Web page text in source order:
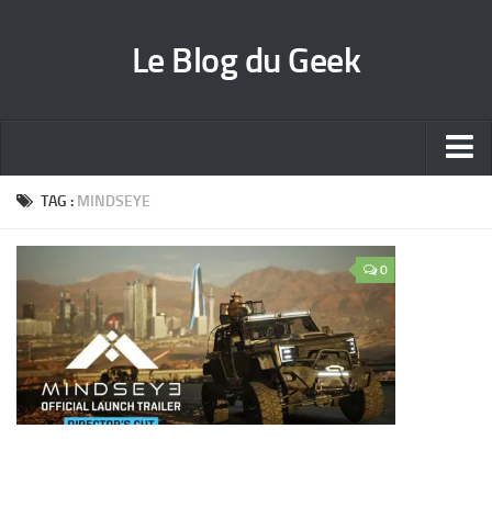
Le Blog du Geek
Blog jeux vidéo
Contact
TAG : MINDSEYE
0